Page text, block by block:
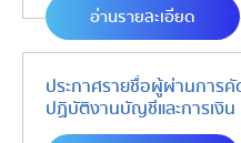
อ่านรายละเอียด
ประกาศรายชื่อผู้ผ่านการคั
ปฏิบัติงานบัญชีและการเงิน